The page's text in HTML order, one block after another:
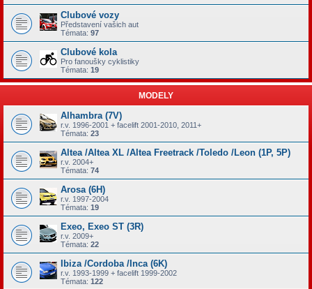
Clubové vozy
Představení vašich aut
Témata: 97
Clubové kola
Pro fanoušky cyklistiky
Témata: 19
MODELY
Alhambra (7V)
r.v. 1996-2001 + facelift 2001-2010, 2011+
Témata: 23
Altea /Altea XL /Altea Freetrack /Toledo /Leon (1P, 5P)
r.v. 2004+
Témata: 74
Arosa (6H)
r.v. 1997-2004
Témata: 19
Exeo, Exeo ST (3R)
r.v. 2009+
Témata: 22
Ibiza /Cordoba /Inca (6K)
r.v. 1993-1999 + facelift 1999-2002
Témata: 122